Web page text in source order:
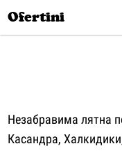
Ofertini
Незабравима лятна
Касандра,